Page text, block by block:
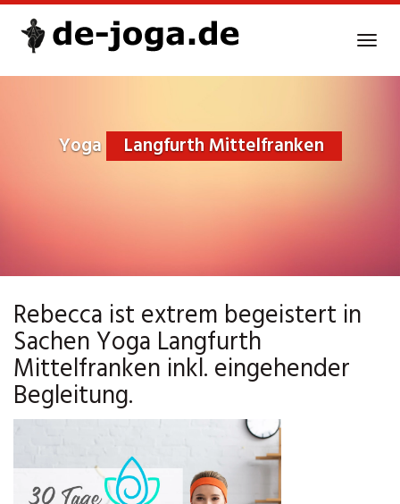
Yoga Langfurth Mittelfranken
Rebecca ist extrem begeistert in
Sachen Yoga Langfurth
Mittelfranken inkl. eingehender
Begleitung.